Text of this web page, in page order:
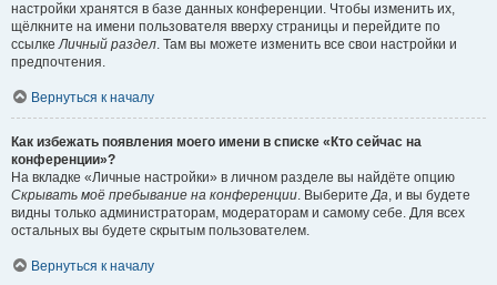
настройки хранятся в базе данных конференции. Чтобы изменить их,
щёлкните на имени пользователя вверху страницы и перейдите по
ссылкеЛичный раздел. Там вы можете изменить все свои настройки и
предпочтения.
Вернуться к началу
Как избежать появления моего имени в списке «Кто сейчас на
конференции»?
На вкладке «Личные настройки» в личном разделе вы найдёте опцию
Скрывать моё пребывание на конференции. ВыберитеДа, и вы будете
видны только администраторам, модераторам и самому себе. Для всех
остальных вы будете скрытым пользователем.
Вернуться к началу